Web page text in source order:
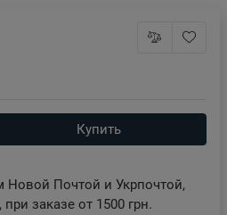
Купить
Новой Почтой и Укрпочтой,
заказе от 1500 грн.